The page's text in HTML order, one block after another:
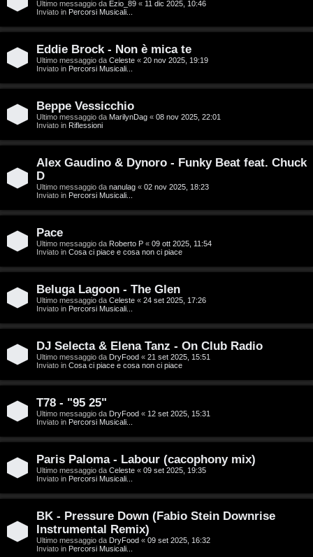
e
n
z
a
r
p
o
s
t
a
A
r
g
o
m
e
n
t
i
a
Ultimo messaggio da Ezio_89 « 11 dic 2025, 10:46
Inviato in Percorsi Musicali...
Eddie Brock - Non è mica te
Ultimo messaggio da Celeste « 20 nov 2025, 19:19
Inviato in Percorsi Musicali...
Beppe Vessicchio
Ultimo messaggio da MarilynDag « 08 nov 2025, 22:01
Inviato in Riflessioni
Alex Gaudino & Dynoro - Funky Beat feat. Chuck
D
Ultimo messaggio da nanulag « 02 nov 2025, 18:23
Inviato in Percorsi Musicali...
Pace
Ultimo messaggio da Roberto P « 09 ott 2025, 11:54
Inviato in Cosa ci piace e cosa non ci piace
Beluga Lagoon - The Glen
Ultimo messaggio da Celeste « 24 set 2025, 17:26
Inviato in Percorsi Musicali...
DJ Selecta & Elena Tanz - On Club Radio
Ultimo messaggio da DryFood « 21 set 2025, 15:51
Inviato in Cosa ci piace e cosa non ci piace
T78 - "95 25"
Ultimo messaggio da DryFood « 12 set 2025, 15:31
Inviato in Percorsi Musicali...
Paris Paloma - Labour (cacophony mix)
Ultimo messaggio da Celeste « 09 set 2025, 19:35
Inviato in Percorsi Musicali...
BK - Pressure Down (Fabio Stein Downrise
Instrumental Remix)
Ultimo messaggio da DryFood « 09 set 2025, 16:32
Inviato in Percorsi Musicali...
G
i
g
D
'
A
g
o
s
t
i
n
o
i
n
T
o
u
r
u